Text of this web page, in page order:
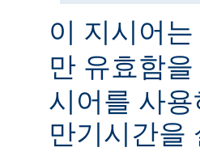
이 지시어는
만 유효함
시어를 사
만기시간을